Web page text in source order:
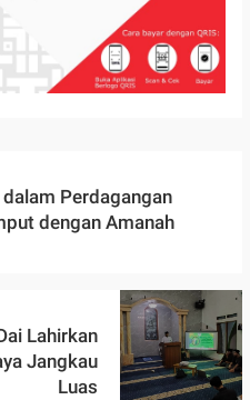
Perdagangan
dengan Amanah
Lahirkan
Jangkau
Luas